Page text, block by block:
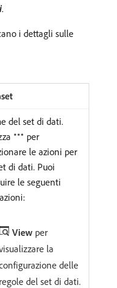
.
i dettagli sulle
del set di dati.
per
le azioni per
di dati. Puoi
le seguenti
View per
la
delle
regole del set di dati.